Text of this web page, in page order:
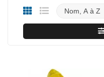
Nom, A à Z